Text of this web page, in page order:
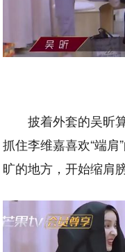
披着外套的吴昕
抓住李维嘉喜欢“端
旷的地方，开始缩肩